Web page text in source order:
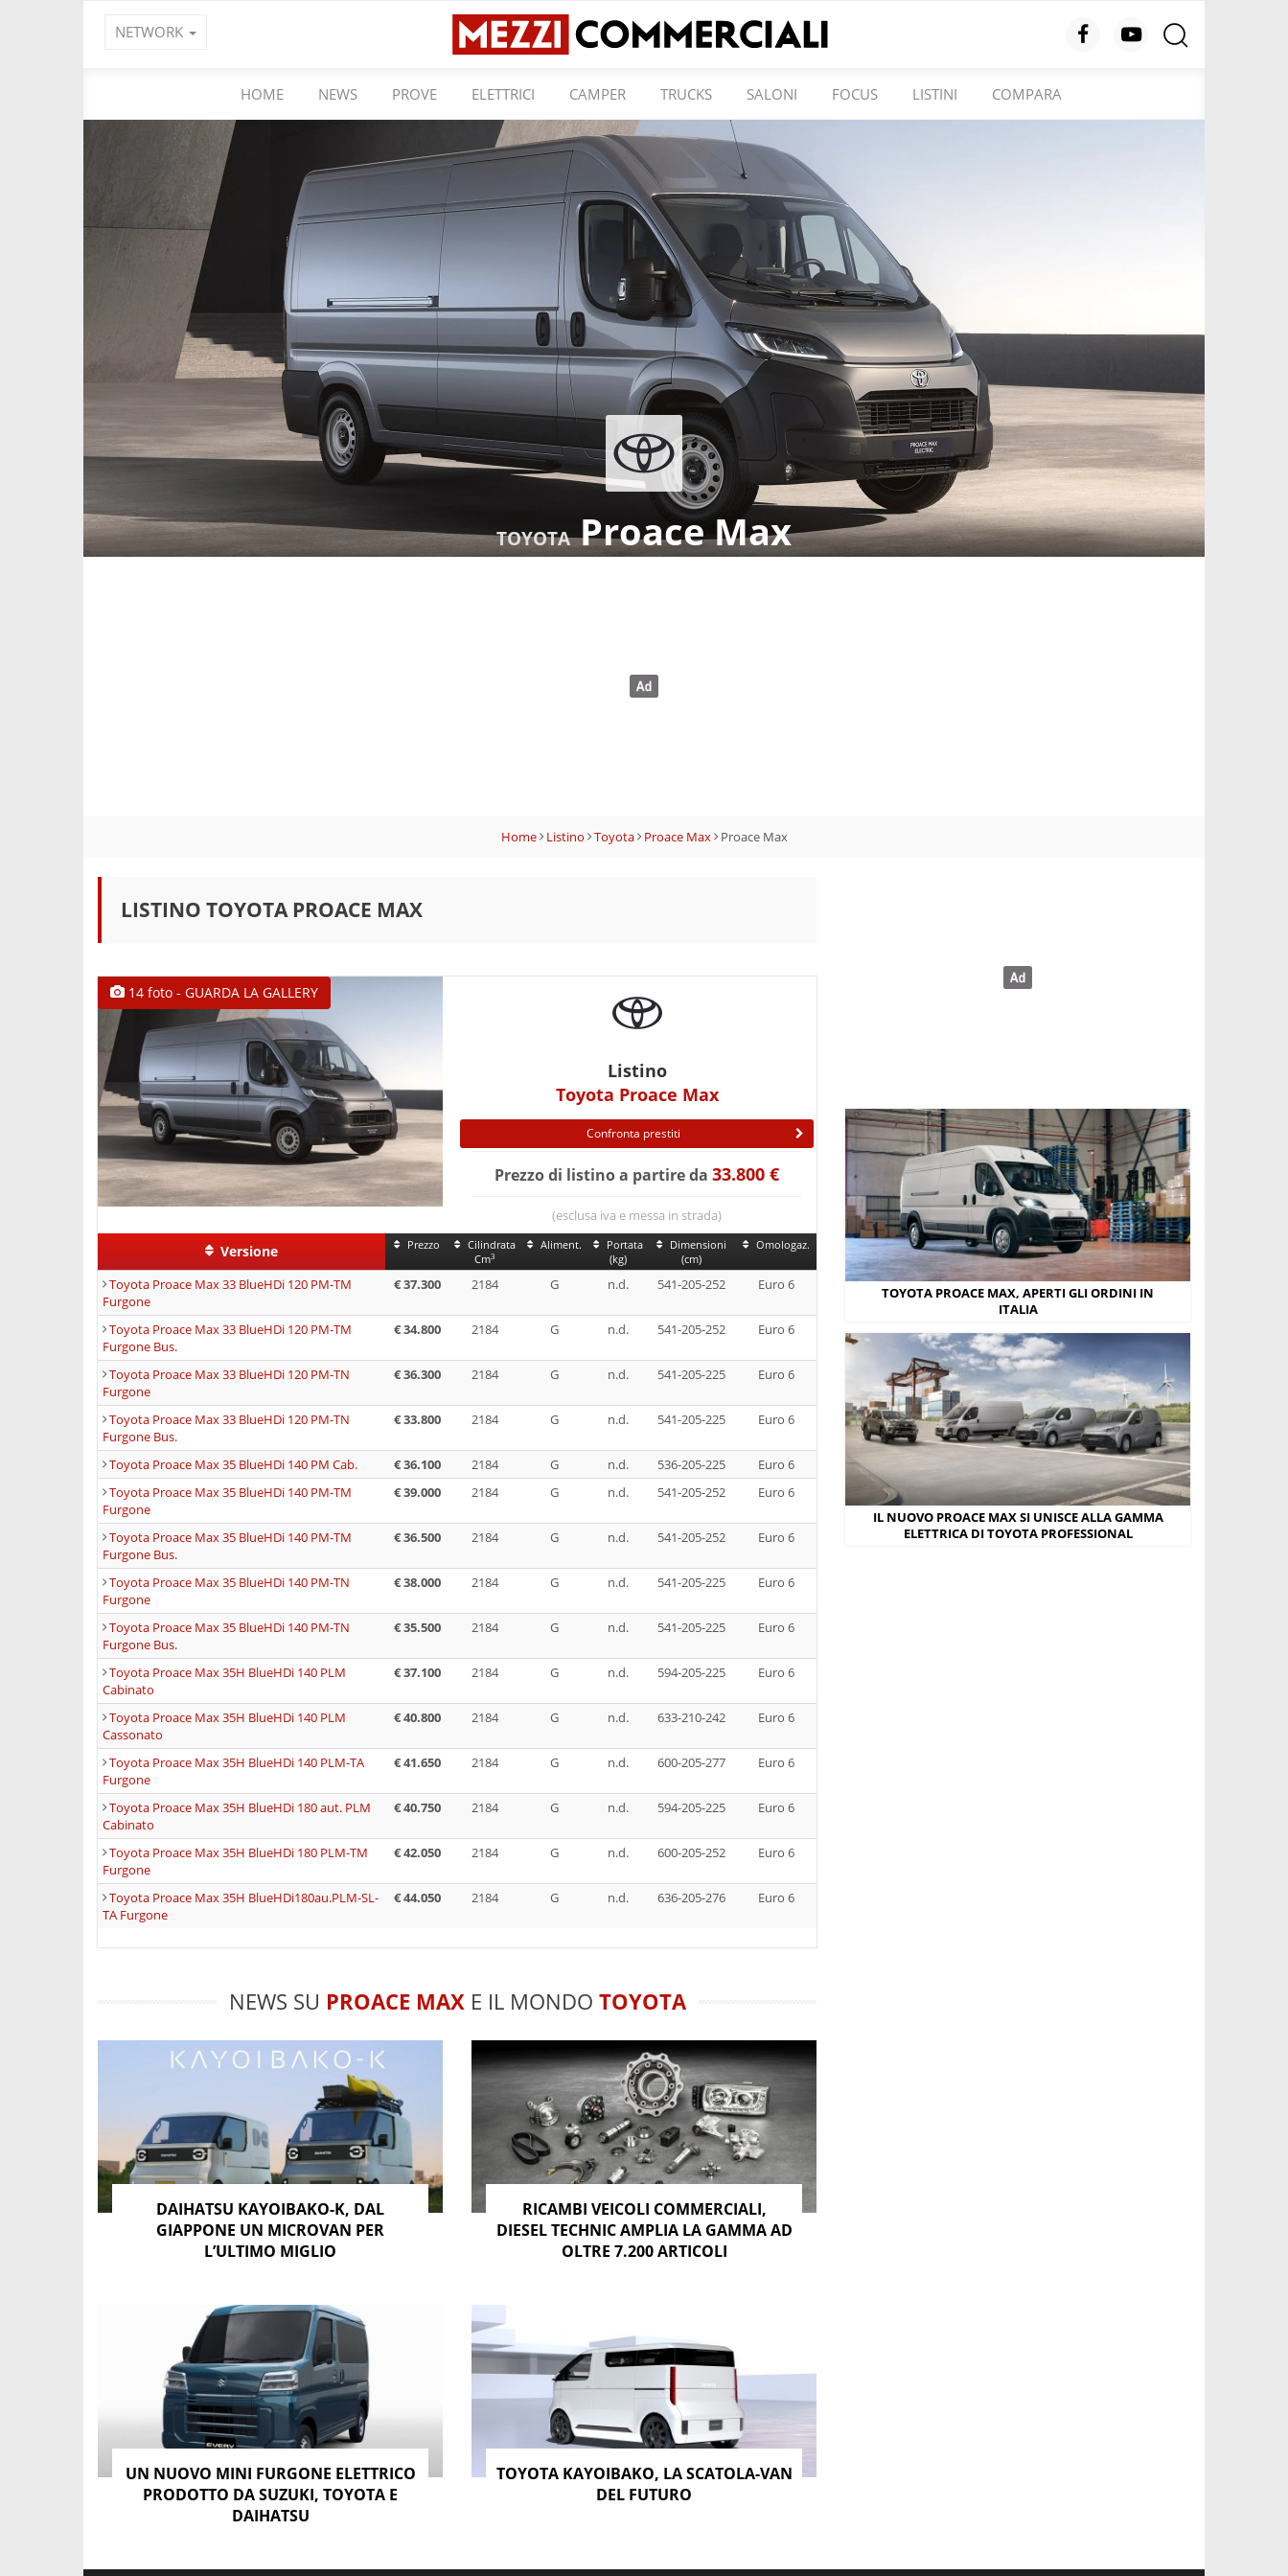
NETWORK
HOME NEWS PROVE ELETTRICI CAMPER TRUCKS SALONI FOCUS LISTINI COMPARA
TOYOTAProace Max
Home Listino Toyota Proace Max Proace Max
LISTINO TOYOTA PROACE MAX
14 foto - GUARDA LA GALLERY
Listino
Toyota Proace Max
Confronta prestiti
Prezzo di listino a partire da 33.800 €
(esclusa iva e messa in strada)
Versione Prezzo
Cilindrata
Cm3
Aliment.
Portata
(kg)
Dimensioni
(cm)
Omologaz.
Toyota Proace Max 33 BlueHDi 120 PM-TM
Furgone
€ 37.300 2184 G n.d. 541-205-252 Euro 6
Toyota Proace Max 33 BlueHDi 120 PM-TM
Furgone Bus.
€ 34.800 2184 G n.d. 541-205-252 Euro 6
Toyota Proace Max 33 BlueHDi 120 PM-TN
Furgone
€ 36.300 2184 G n.d. 541-205-225 Euro 6
Toyota Proace Max 33 BlueHDi 120 PM-TN
Furgone Bus.
€ 33.800 2184 G n.d. 541-205-225 Euro 6
Toyota Proace Max 35 BlueHDi 140 PM Cab. € 36.100 2184 G n.d. 536-205-225
Euro 6
Toyota Proace Max 35 BlueHDi 140 PM-TM
Furgone
€ 39.000 2184 G n.d. 541-205-252 Euro 6
Toyota Proace Max 35 BlueHDi 140 PM-TM
Furgone Bus.
€ 36.500 2184 G n.d. 541-205-252 Euro 6
Toyota Proace Max 35 BlueHDi 140 PM-TN
Furgone
€ 38.000 2184 G n.d. 541-205-225 Euro 6
Toyota Proace Max 35 BlueHDi 140 PM-TN
Furgone Bus.
€ 35.500 2184 G n.d. 541-205-225 Euro 6
Toyota Proace Max 35H BlueHDi 140 PLM
Cabinato
€ 37.100 2184 G n.d. 594-205-225 Euro 6
Toyota Proace Max 35H BlueHDi 140 PLM
Cassonato
€ 40.800 2184 G n.d. 633-210-242 Euro 6
Toyota Proace Max 35H BlueHDi 140 PLM-TA
Furgone
€ 41.650 2184 G n.d. 600-205-277 Euro 6
Toyota Proace Max 35H BlueHDi 180 aut. PLM
Cabinato
€ 40.750 2184 G n.d. 594-205-225 Euro 6
Toyota Proace Max 35H BlueHDi 180 PLM-TM
Furgone
€ 42.050 2184 G n.d. 600-205-252 Euro 6
Toyota Proace Max 35H BlueHDi180au.PLM-SL-
TA Furgone
€ 44.050 2184 G n.d. 636-205-276 Euro 6
NEWS SU PROACE MAXE IL MONDO TOYOTA
DAIHATSU KAYOIBAKO-K, DAL
GIAPPONE UN MICROVAN PER
L’ULTIMO MIGLIO
RICAMBI VEICOLI COMMERCIALI,
DIESEL TECHNIC AMPLIA LA GAMMA AD
OLTRE 7.200 ARTICOLI
UN NUOVO MINI FURGONE ELETTRICO
PRODOTTO DA SUZUKI, TOYOTA E
DAIHATSU
TOYOTA KAYOIBAKO, LA SCATOLA-VAN
DEL FUTURO
TOYOTA PROACE MAX, APERTI GLI ORDINI IN
ITALIA
IL NUOVO PROACE MAX SI UNISCE ALLA GAMMA
ELETTRICA DI TOYOTA PROFESSIONAL